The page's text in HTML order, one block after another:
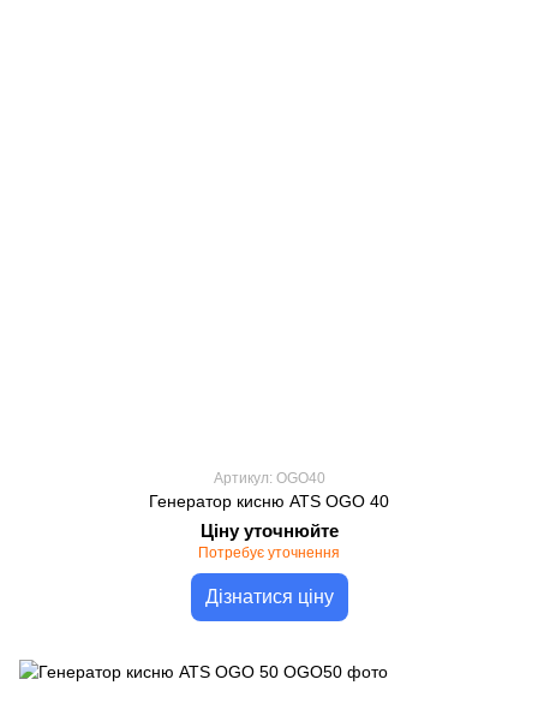
Артикул: OGO40
Генератор кисню ATS OGO 40
Ціну уточнюйте
Потребує уточнення
Дізнатися ціну